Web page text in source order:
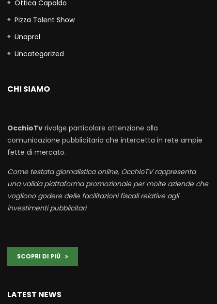
Ottica Capaldo
Pizza Talent Show
Unaprol
Uncategorized
CHI SIAMO
OcchioTv rivolge particolare attenzione alla
comunicazione pubblicitaria che intercetta in rete ampie
fette di mercato.
Come testata giornalistica online, OcchioTV rappresenta
una valida piattaforma promozionale per molte aziende che
vogliono godere delle facilitazioni fiscali relative agli
investimenti pubblicitari
SCOPRI DI PIÙ
LATEST NEWS